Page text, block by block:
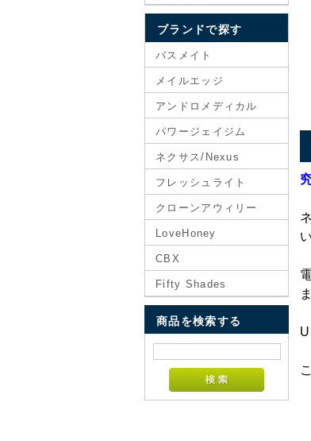
ブランドで探す
バスメイト
メイルエッジ
アンドロメディカル
パワージェイジム
ネクサス/Nexus
フレッシュライト
クローンアウィリー
LoveHoney
CBX
Fifty Shades
商品を検索する